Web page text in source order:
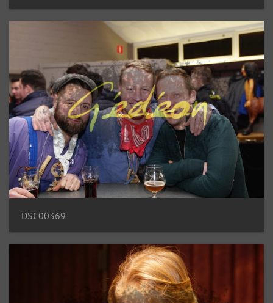
DSC00369